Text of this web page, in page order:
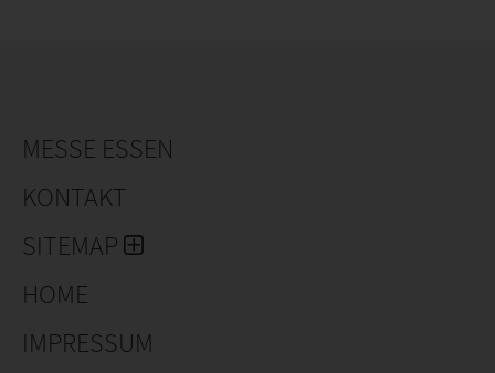
MESSE ESSEN
KONTAKT
SITEMAP
HOME
IMPRESSUM